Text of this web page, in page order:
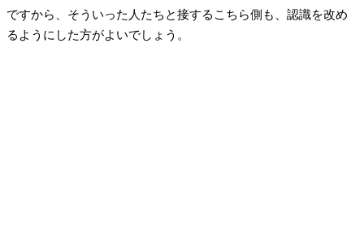
ですから、そういった人たちと接するこちら側も、認識を改め
るようにした方がよいでしょう。